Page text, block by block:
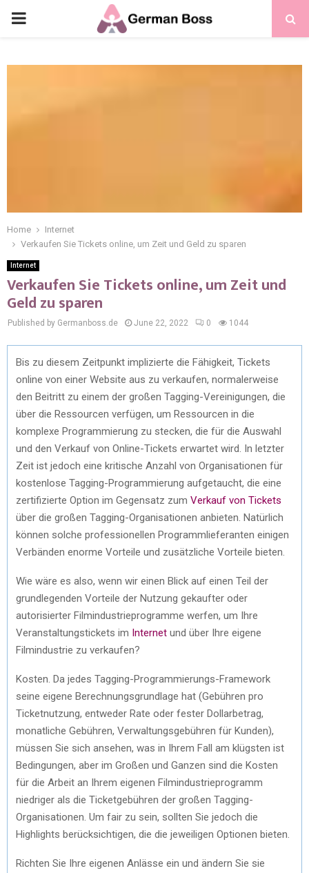
Home
Internet
Verkaufen Sie Tickets online, um Zeit und Geld zu sparen
Internet
Verkaufen Sie Tickets online, um Zeit und
Geld zu sparen
Published by Germanboss.de June 22, 2022 0 1044
Bis zu diesem Zeitpunkt implizierte die Fähigkeit, Tickets
online von einer Website aus zu verkaufen, normalerweise
den Beitritt zu einem der großen Tagging-Vereinigungen, die
über die Ressourcen verfügen, um Ressourcen in die
komplexe Programmierung zu stecken, die für die Auswahl
und den Verkauf von Online-Tickets erwartet wird. In letzter
Zeit ist jedoch eine kritische Anzahl von Organisationen für
kostenlose Tagging-Programmierung aufgetaucht, die eine
zertifizierte Option im Gegensatz zum Verkauf von Tickets
über die großen Tagging-Organisationen anbieten. Natürlich
können solche professionellen Programmlieferanten einigen
Verbänden enorme Vorteile und zusätzliche Vorteile bieten.
Wie wäre es also, wenn wir einen Blick auf einen Teil der
grundlegenden Vorteile der Nutzung gekaufter oder
autorisierter Filmindustrieprogramme werfen, um Ihre
Veranstaltungstickets im Internet und über Ihre eigene
Filmindustrie zu verkaufen?
Kosten. Da jedes Tagging-Programmierungs-Framework
seine eigene Berechnungsgrundlage hat (Gebühren pro
Ticketnutzung, entweder Rate oder fester Dollarbetrag,
monatliche Gebühren, Verwaltungsgebühren für Kunden),
müssen Sie sich ansehen, was in Ihrem Fall am klügsten ist
Bedingungen, aber im Großen und Ganzen sind die Kosten
für die Arbeit an Ihrem eigenen Filmindustrieprogramm
niedriger als die Ticketgebühren der großen Tagging-
Organisationen. Um fair zu sein, sollten Sie jedoch die
Highlights berücksichtigen, die die jeweiligen Optionen bieten.
Richten Sie Ihre eigenen Anlässe ein und ändern Sie sie